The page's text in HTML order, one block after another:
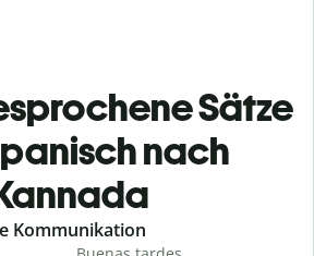
Sätze
nach
Kommunikation